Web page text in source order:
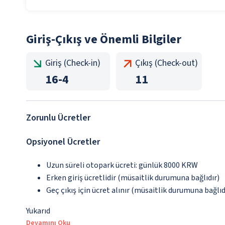
Giriş-Çıkış ve Önemli Bilgiler
Giriş (Check-in)
16-4
Çıkış (Check-out)
11
Zorunlu Ücretler
Opsiyonel Ücretler
Uzun süreli otopark ücreti: günlük 8000 KRW
Erken giriş ücretlidir (müsaitlik durumuna bağlıdır)
Geç çıkış için ücret alınır (müsaitlik durumuna
Yukarıd